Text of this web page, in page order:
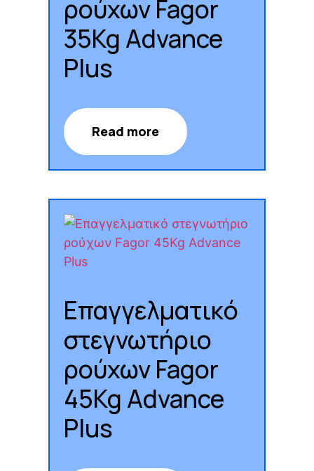
ρούχων Fagor
35Kg Advance
Plus
Read more
Επαγγελματικό
στεγνωτήριο
ρούχων Fagor
45Kg Advance
Plus